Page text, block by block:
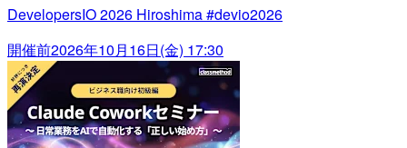
DevelopersIO 2026 Hiroshima #devio2026
開催前2026年10月16日(金) 17:30